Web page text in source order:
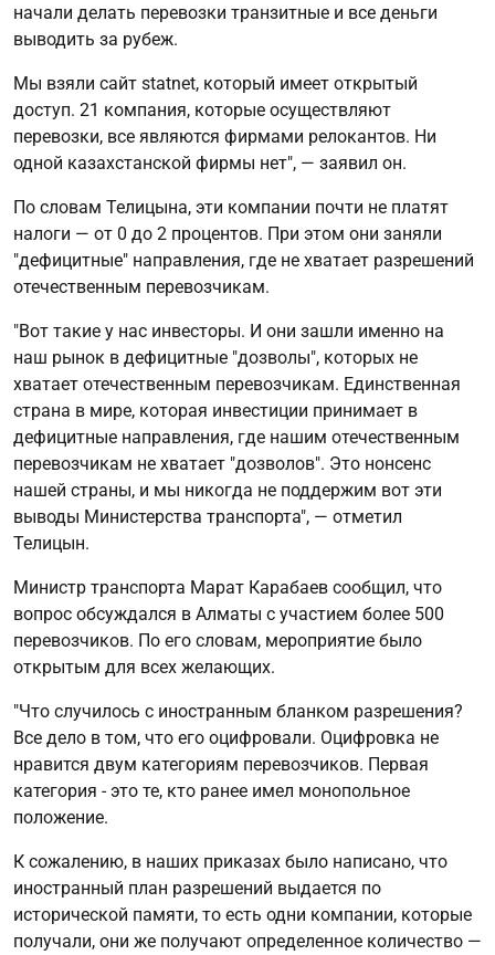
начали делать перевозки транзитные и все деньги
выводить за рубеж.
Мы взяли сайт statnet, который имеет открытый
доступ. 21 компания, которые осуществляют
перевозки, все являются фирмами релокантов. Ни
одной казахстанской фирмы нет", — заявил он.
По словам Телицына, эти компании почти не платят
налоги — от 0 до 2 процентов. При этом они заняли
"дефицитные" направления, где не хватает разрешений
отечественным перевозчикам.
"Вот такие у нас инвесторы. И они зашли именно на
наш рынок в дефицитные "дозволы", которых не
хватает отечественным перевозчикам. Единственная
страна в мире, которая инвестиции принимает в
дефицитные направления, где нашим отечественным
перевозчикам не хватает "дозволов". Это нонсенс
нашей страны, и мы никогда не поддержим вот эти
выводы Министерства транспорта", — отметил
Телицын.
Министр транспорта Марат Карабаев сообщил, что
вопрос обсуждался в Алматы с участием более 500
перевозчиков. По его словам, мероприятие было
открытым для всех желающих.
"Что случилось с иностранным бланком разрешения?
Все дело в том, что его оцифровали. Оцифровка не
нравится двум категориям перевозчиков. Первая
категория - это те, кто ранее имел монопольное
положение.
К сожалению, в наших приказах было написано, что
иностранный план разрешений выдается по
исторической памяти, то есть одни компании, которые
получали, они же получают определенное количество —